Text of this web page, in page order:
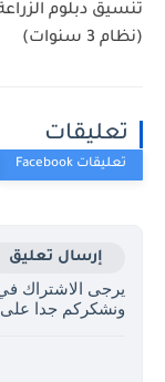
(نظام 3 سنوات)
تعليقات
إرسال تعليق
يرجى الاشتراك
ونشكركم جدا